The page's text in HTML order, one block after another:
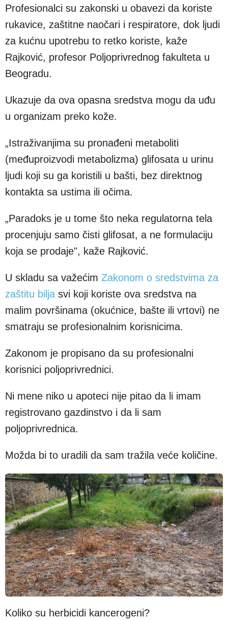
Profesionalci su zakonski u obavezi da koriste
rukavice, zaštitne naočari i respiratore, dok ljudi
za kućnu upotrebu to retko koriste, kaže
Rajković, profesor Poljoprivrednog fakulteta u
Beogradu.
Ukazuje da ova opasna sredstva mogu da uđu
u organizam preko kože.
„Istraživanjima su pronađeni metaboliti
(međuproizvodi metabolizma) glifosata u urinu
ljudi koji su ga koristili u bašti, bez direktnog
kontakta sa ustima ili očima.
„Paradoks je u tome što neka regulatorna tela
procenjuju samo čisti glifosat, a ne formulaciju
koja se prodaje", kaže Rajković.
U skladu sa važećim Zakonom o sredstvima za
zaštitu bilja svi koji koriste ova sredstva na
malim površinama (okućnice, bašte ili vrtovi) ne
smatraju se profesionalnim korisnicima.
Zakonom je propisano da su profesionalni
korisnici poljoprivrednici.
Ni mene niko u apoteci nije pitao da li imam
registrovano gazdinstvo i da li sam
poljoprivrednica.
Možda bi to uradili da sam tražila veće količine.
BBC
Koliko su herbicidi kancerogeni?